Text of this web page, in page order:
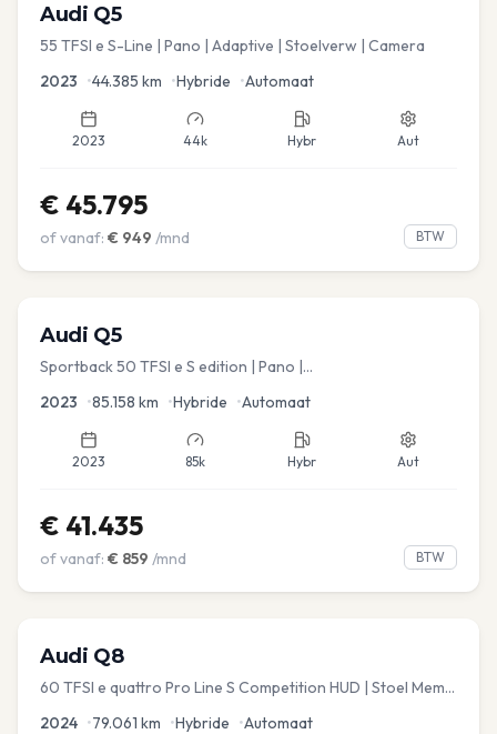
Audi Q5
55 TFSI e S-Line | Pano | Adaptive | Stoelverw | Camera
2023 •44.385 km •Hybride •Automaat
2023 44k Hybr Aut
€ 45.795
of vanaf: € 949 /mnd BTW
Audi Q5
Sportback 50 TFSI e S edition | Pano |
2023 •85.158 km •Hybride •Automaat
2023 85k Hybr Aut
€ 41.435
of vanaf: € 859 /mnd BTW
Audi Q8
60 TFSI e quattro Pro Line S Competition HUD | Stoel Mem. |
2024 •79.061 km •Hybride •Automaat